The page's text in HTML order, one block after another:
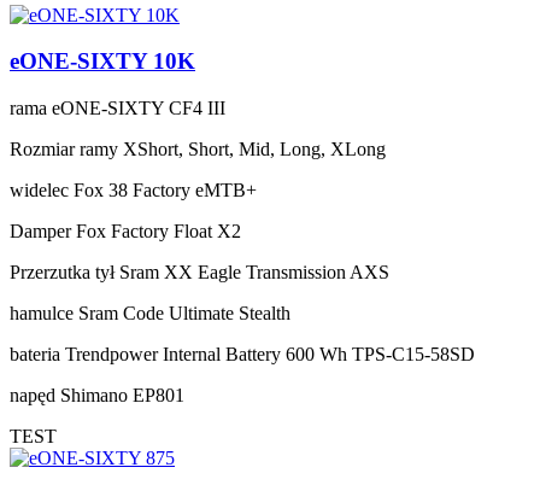
eONE-SIXTY 10K
rama eONE-SIXTY CF4 III
Rozmiar ramy XShort, Short, Mid, Long, XLong
widelec Fox 38 Factory eMTB+
Damper Fox Factory Float X2
Przerzutka tył Sram XX Eagle Transmission AXS
hamulce Sram Code Ultimate Stealth
bateria Trendpower Internal Battery 600 Wh TPS-C15-58SD
napęd Shimano EP801
TEST